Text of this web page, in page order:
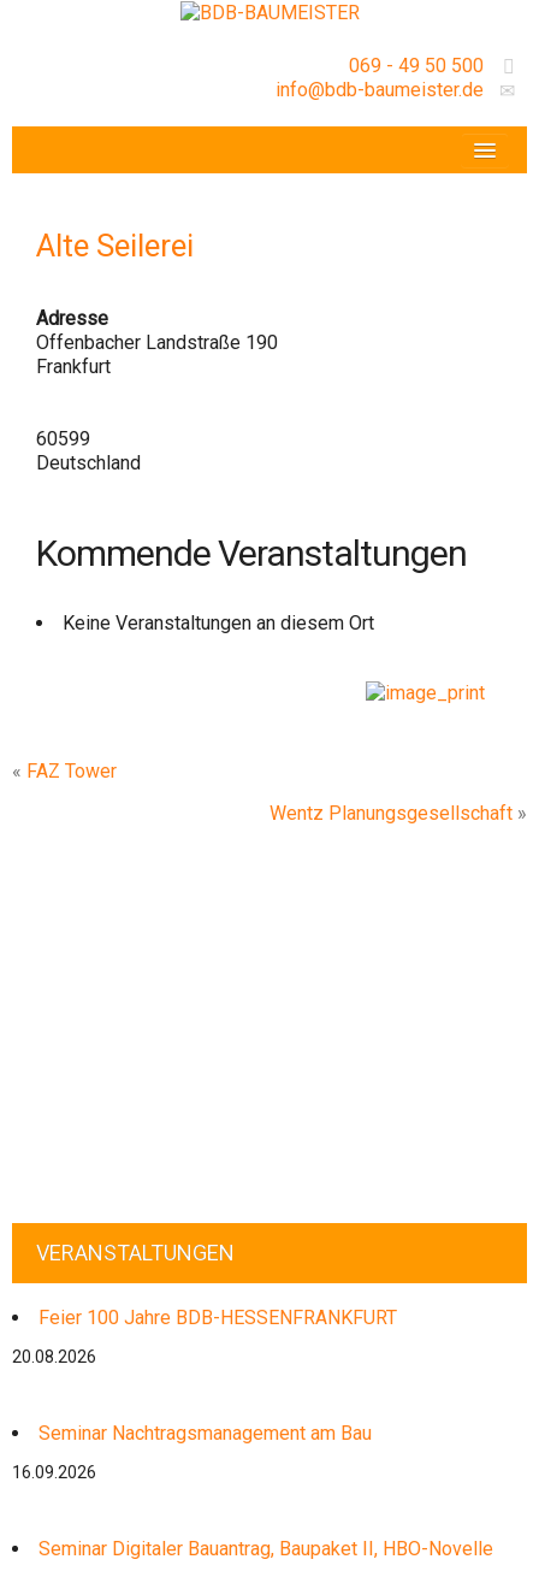
069 - 49 50 500
info@bdb-baumeister.de
Alte Seilerei
Adresse
Offenbacher Landstraße 190
Frankfurt
60599
Deutschland
Kommende Veranstaltungen
Keine Veranstaltungen an diesem Ort
« FAZ Tower
Wentz Planungsgesellschaft »
VERANSTALTUNGEN
Feier 100 Jahre BDB-HESSENFRANKFURT
20.08.2026
Seminar Nachtragsmanagement am Bau
16.09.2026
Seminar Digitaler Bauantrag, Baupaket II, HBO-Novelle